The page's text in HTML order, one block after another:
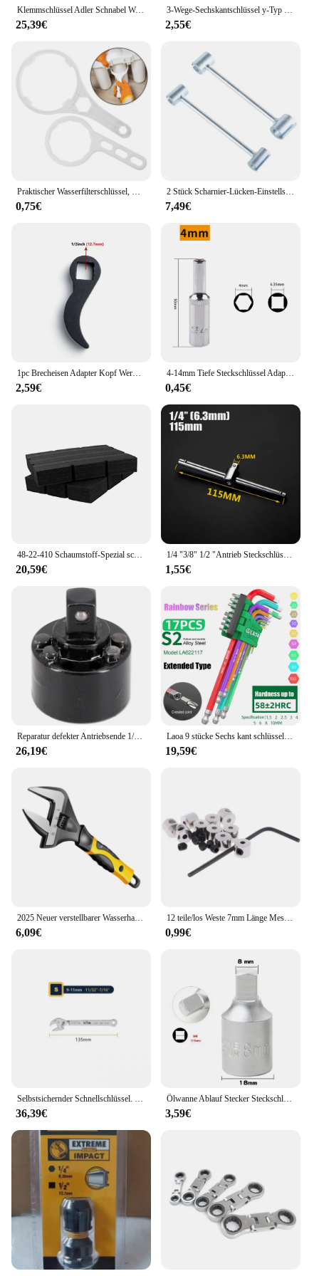
Klemmschlüssel Adler Schnabel Wasser Rohrzange Multifunktions Einstellbare Schraubenschlüssel Drücken Klemme Große Öffnung Sanitär Haushalts Werkzeuge
25,39€
3-Wege-Sechskantschlüssel y-Typ Schraubens chl üssel Fahrrad Fahrrad Reparatur werkzeuge Trigeminus Inbus buchse Radfahren MTB Mountainbike Reparatur werkzeug
2,55€
Praktischer Wasserfilterschlüssel, Flaschenschlüssel, Membrangehäuse, umgekehrter Kanister, Kunststoff für
0,75€
2 Stück Scharnier-Lücken-Einstellschlüssel, Türscharnier-Reparaturwerkzeug, Scharnier-Lücken-Einstellschlüssel,
7,49€
2,59€
4-14mm Tiefe Steckschlüssel Adapter 1 4 zoll Lange Hex Steckschlüssel Köpfe Ratsche Werkzeug Konverter Hand Werkzeuge für Treiber Und Steckschlüssel
0,45€
20,59€
1/4 "3/8" 1/2 "Antrieb Steckschlüssel Verlängerung Schiebe T Bar Buchse Adapter Schiebe Stange Auto Reparatur Werkzeuge Verlängert schiebe Stange
1,55€
Reparatur defekter Antriebsende 1/4 Zoll Antriebs Amboss 2556-20 Ratschen-Kit 1/4 Zoll Antrieb Bürstenlose Technologie Schnurloses Design
26,19€
Laoa 9 stücke Sechs kant schlüssel hängenden Schrauben dreher mit Schrauben dreher Bits Regenbogen Kugelkopf sechseckige Handwerkzeug
19,59€
6,09€
12 teile/los Weste 7mm Länge Messing Pin Keeper Verriegelung Pin Backs Sparer Halter Inbus schlüssel Werkzeug
0,99€
Selbstsichernder Schnellschlüssel. Selbsteinstellender Ratschenschlüssel mit verstellbarer Öffnung und doppeltem Verwendungszweck
36,39€
Ölwanne Ablauf Stecker Steckschlüssel 3/8 Antrieb Auto Reparatur Getriebe Schraube Schraubenschlüssel Ölwanne Ablauf Stecker Steckschlüssel 3/8 Antrieb
3,59€